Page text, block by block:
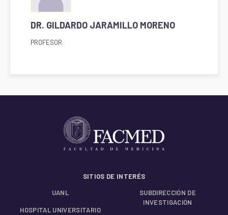
DR. GILDARDO JARAMILLO MORENO
PROFESOR
SITIOS DE INTERÉS
UANL
HOSPITAL UNIVERSITARIO
SUBDIRECCIÓN DE
INVESTIGACIÓN